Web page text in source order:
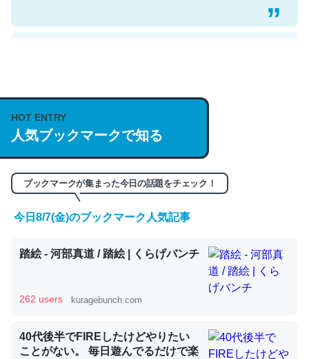
https://isobe324649.hatenablog.com/entry/2023/03/27
/064121
─GPTの仕組みと限界についての考察（１） - conceptualization
くらい。小説でいう「ずっと前の伏線」は回収されないけ
ど、短期記憶というには多い分量。進化すればするほど分
─GPTの仕組みと限界についての考察（１） - conceptualization
HOT ENTRY
人気ブックマークで知る
ブックマークが集まった今日の話題をチェック！
今日8/7(金)のブックマーク人気記事
踏絵 - 河部真道 / 踏絵 | くらげバンチ
262 users kuragebunch.com
40代後半でFIREしたけどやりたい
ことがない。 毎日遊んでるだけで楽